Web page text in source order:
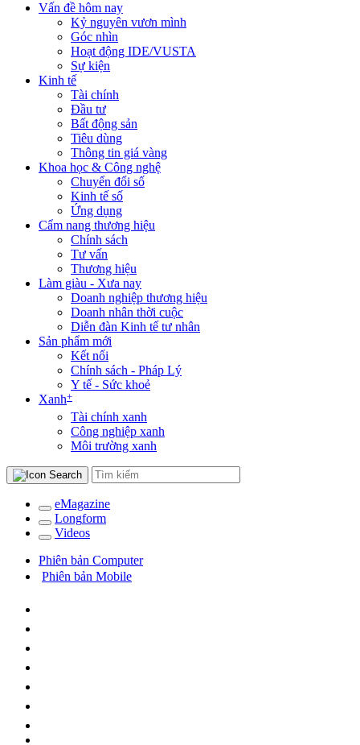
Vấn đề hôm nay
Kỷ nguyên vươn mình
Góc nhìn
Hoạt động IDE/VUSTA
Sự kiện
Kinh tế
Tài chính
Đầu tư
Bất động sản
Tiêu dùng
Thông tin giá vàng
Khoa học & Công nghệ
Chuyển đổi số
Kinh tế số
Ứng dụng
Cẩm nang thương hiệu
Chính sách
Tư vấn
Thương hiệu
Làm giàu - Xưa nay
Doanh nghiệp thương hiệu
Doanh nhân thời cuộc
Diễn đàn Kinh tế tư nhân
Sản phẩm mới
Kết nối
Chính sách - Pháp Lý
Y tế - Sức khoẻ
Xanh+
Tài chính xanh
Công nghiệp xanh
Môi trường xanh
eMagazine
Longform
Videos
Phiên bản Computer
Phiên bản Mobile